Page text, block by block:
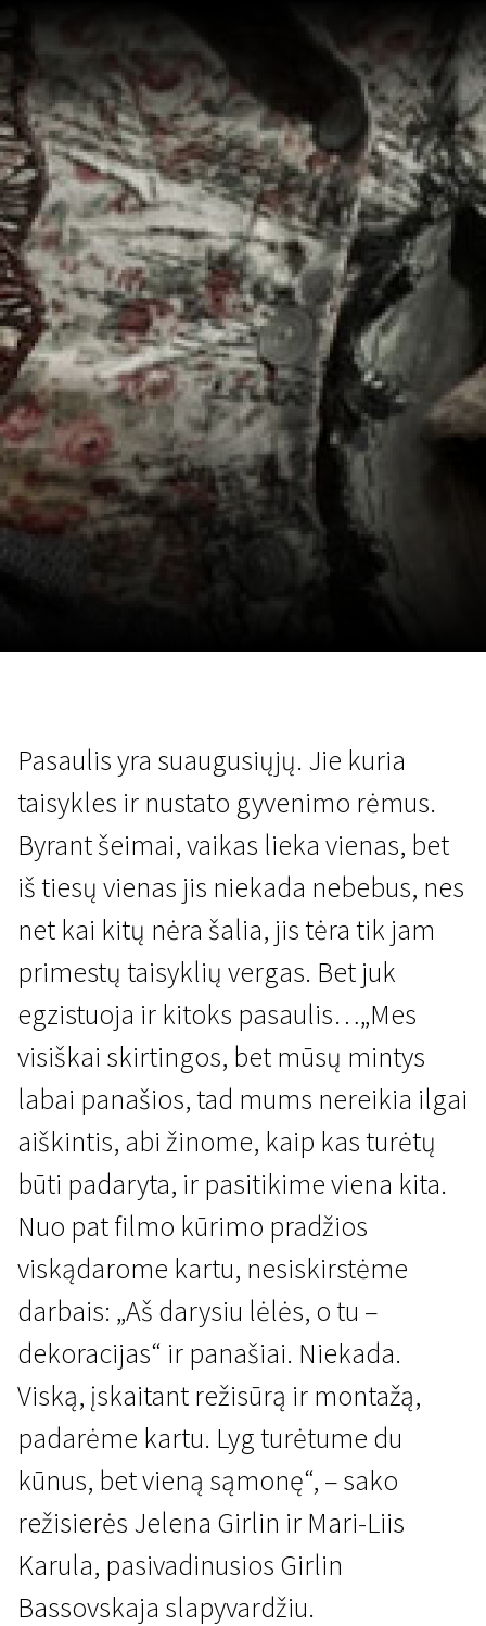
Jauna Latvija trumpai
Tėtė
16 min. | Drama | N/A
Pasaulis yra suaugusiųjų. Jie kuria
taisykles ir nustato gyvenimo rėmus.
Byrant šeimai, vaikas lieka vienas, bet
iš tiesų vienas jis niekada nebebus, nes
net kai kitų nėra šalia, jis tėra tik jam
primestų taisyklių vergas. Bet juk
egzistuoja ir kitoks pasaulis…„Mes
visiškai skirtingos, bet mūsų mintys
labai panašios, tad mums nereikia ilgai
aiškintis, abi žinome, kaip kas turėtų
būti padaryta, ir pasitikime viena kita.
Nuo pat filmo kūrimo pradžios
viskądarome kartu, nesiskirstėme
darbais: „Aš darysiu lėlės, o tu –
dekoracijas“ ir panašiai. Niekada.
Viską, įskaitant režisūrą ir montažą,
padarėme kartu. Lyg turėtume du
kūnus, bet vieną sąmonę“, – sako
režisierės Jelena Girlin ir Mari-Liis
Karula, pasivadinusios Girlin
Bassovskaja slapyvardžiu.